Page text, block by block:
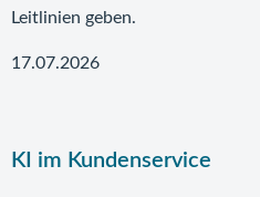
Leitlinien geben.
17.07.2026
KI im Kundenservice